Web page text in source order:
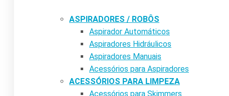
ASPIRADORES / ROBÔS
Aspirador Automáticos
Aspiradores Hidráulicos
Aspiradores Manuais
Acessórios para Aspiradores
ACESSÓRIOS PARA LIMPEZA
Acessórios para Skimmers